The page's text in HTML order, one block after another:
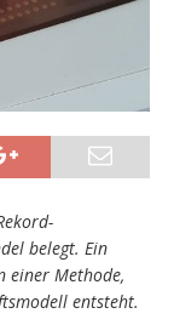
belegt. Ein
einer Methode,
entsteht.